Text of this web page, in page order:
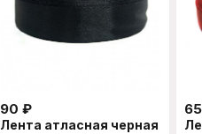
90 ₽
Лента атласная черная
65